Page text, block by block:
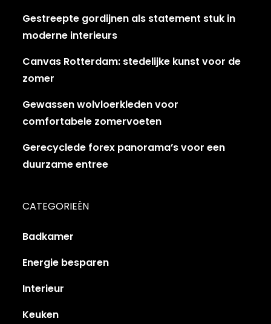
Gestreepte gordijnen als statement stuk in
moderne interieurs
Canvas Rotterdam: stedelijke kunst voor de
zomer
Gewassen wolvloerkleden voor
comfortabele zomervoeten
Gerecyclede forex panorama’s voor een
duurzame entree
CATEGORIEËN
Badkamer
Energie besparen
Interieur
Keuken